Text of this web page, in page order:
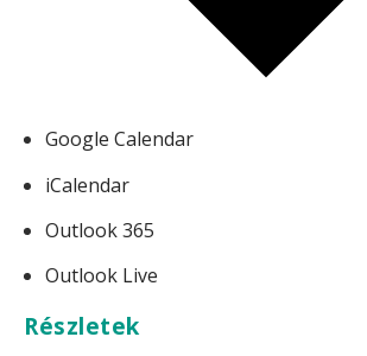
Google Calendar
iCalendar
Outlook 365
Outlook Live
Részletek